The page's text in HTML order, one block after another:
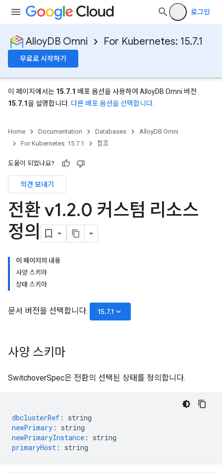
로그인
AlloyDB Omni For Kubernetes: 15.7.1
무료로 시작하기
이 페이지에서는 15.7.1 배포 옵션을 사용하여 AlloyDB Omni 버전
15.7.1을 설명합니다. 다른 배포 옵션을 선택합니다
Home Documentation Databases
AlloyDB Omni
For Kubernetes: 15.7.1
참조
도움이 되었나요?
의견 보내기
전환 v1.2.0 커스텀 리소스
정의
이 페이지의 내용
사양 스키마
상태 스키마
문서 버전을 선택합니다. 15.7.1 keyboard_arrow_down
사양 스키마
SwitchoverSpec은 전환의 선택된 상태를 정의합니다.
dbclusterRef :
string
newPrimary :
string
newPrimaryInstance :
string
primaryHost : string